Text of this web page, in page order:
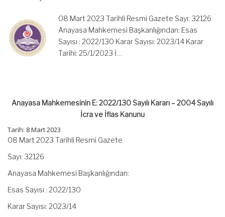
ve
İflas
Kanunu
08 Mart 2023 Tarihli Resmi Gazete Sayı: 32126
Anayasa Mahkemesi Başkanlığından: Esas
Sayısı : 2022/130 Karar Sayısı: 2023/14 Karar
Tarihi: 25/1/2023 İ…
Anayasa Mahkemesinin E: 2022/130 Sayılı Kararı – 2004 Sayılı
İcra ve İflas Kanunu
Tarih: 8 Mart 2023
08 Mart 2023 Tarihli Resmi Gazete
Sayı: 32126
Anayasa Mahkemesi Başkanlığından:
Esas Sayısı : 2022/130
Karar Sayısı: 2023/14